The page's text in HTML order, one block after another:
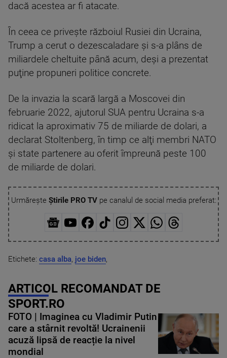
dacă acestea ar fi atacate.
În ceea ce priveşte războiul Rusiei din Ucraina,
Trump a cerut o dezescaladare şi s-a plâns de
miliardele cheltuite până acum, deşi a prezentat
puţine propuneri politice concrete.
De la invazia la scară largă a Moscovei din
februarie 2022, ajutorul SUA pentru Ucraina s-a
ridicat la aproximativ 75 de miliarde de dolari, a
declarat Stoltenberg, în timp ce alţi membri NATO
şi state partenere au oferit împreună peste 100
de miliarde de dolari.
Urmărește Știrile PRO TVpe canalul de social media preferat:
Etichete: casa alba, joe biden,
ARTICOL RECOMANDAT DE
SPORT.RO
FOTO | Imaginea cu Vladimir Putin
care a stârnit revoltă! Ucrainenii
acuză lipsă de reacție la nivel
mondial